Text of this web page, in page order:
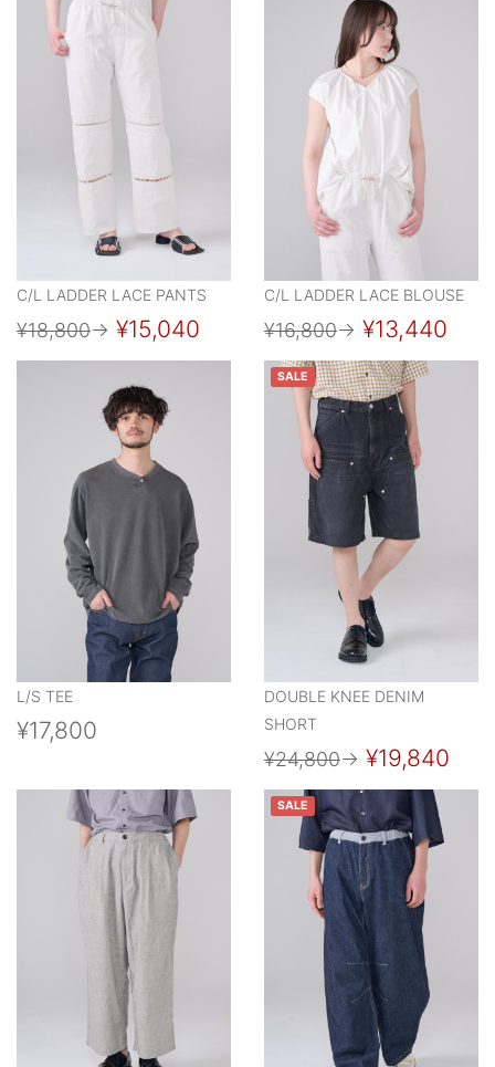
C/L LADDER LACE PANTS
¥18,800→ ¥15,040
C/L LADDER LACE BLOUSE
¥16,800→ ¥13,440
L/S TEE
¥17,800
SALE
DOUBLE KNEE DENIM
SHORT
¥24,800→ ¥19,840
SALE